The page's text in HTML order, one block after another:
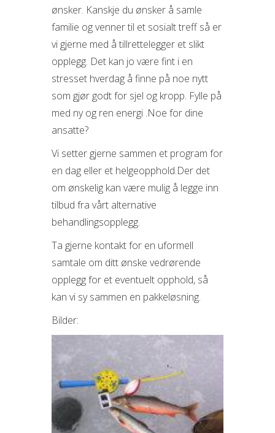
ønsker. Kanskje du ønsker å samle
familie og venner til et sosialt treff så er
vi gjerne med å tillrettelegger et slikt
opplegg. Det kan jo være fint i en
stresset hverdag å finne på noe nytt
som gjør godt for sjel og kropp. Fylle på
med ny og ren energi .Noe for dine
ansatte?
Vi setter gjerne sammen et program for
en dag eller et helgeopphold.Der det
om ønskelig kan være mulig å legge inn
tilbud fra vårt alternative
behandlingsopplegg.
Ta gjerne kontakt for en uformell
samtale om ditt ønske vedrørende
opplegg for et eventuelt opphold, så
kan vi sy sammen en pakkeløsning.
Bilder: